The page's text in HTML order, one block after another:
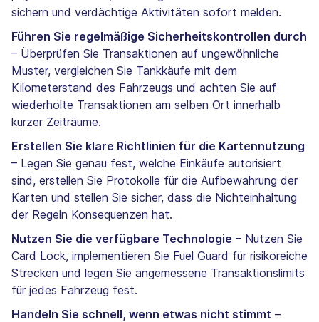
sichern und verdächtige Aktivitäten sofort melden.
Führen Sie regelmäßige Sicherheitskontrollen durch
– Überprüfen Sie Transaktionen auf ungewöhnliche
Muster, vergleichen Sie Tankkäufe mit dem
Kilometerstand des Fahrzeugs und achten Sie auf
wiederholte Transaktionen am selben Ort innerhalb
kurzer Zeiträume.
Erstellen Sie klare Richtlinien für die Kartennutzung
– Legen Sie genau fest, welche Einkäufe autorisiert
sind, erstellen Sie Protokolle für die Aufbewahrung der
Karten und stellen Sie sicher, dass die Nichteinhaltung
der Regeln Konsequenzen hat.
Nutzen Sie die verfügbare Technologie – Nutzen Sie
Card Lock, implementieren Sie Fuel Guard für risikoreiche
Strecken und legen Sie angemessene Transaktionslimits
für jedes Fahrzeug fest.
Handeln Sie schnell, wenn etwas nicht stimmt –